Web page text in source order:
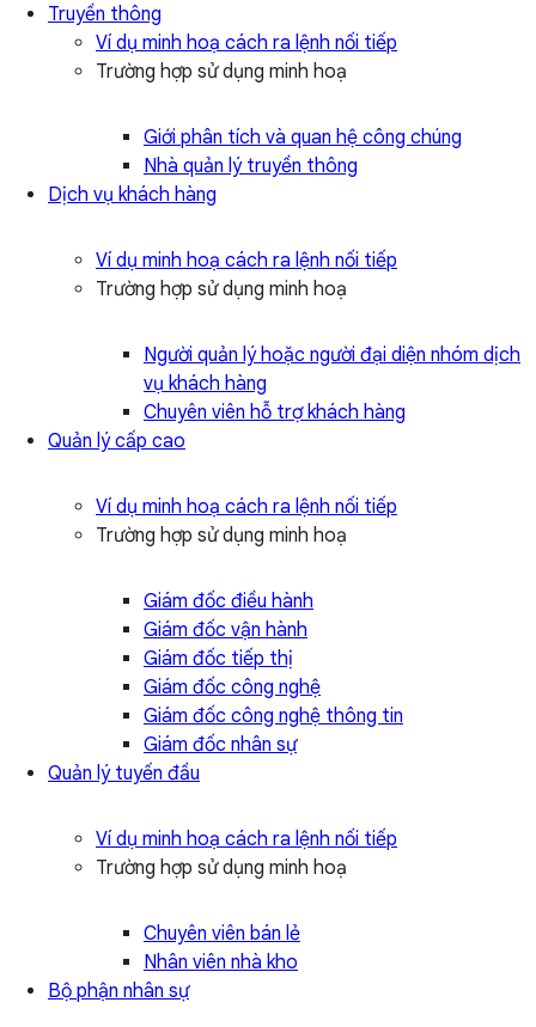
Truyền thông
Ví dụ minh hoạ cách ra lệnh nối tiếp
Trường hợp sử dụng minh hoạ
Giới phân tích và quan hệ công chúng
Nhà quản lý truyền thông
Dịch vụ khách hàng
Ví dụ minh hoạ cách ra lệnh nối tiếp
Trường hợp sử dụng minh hoạ
Người quản lý hoặc người đại diện nhóm dịch
vụ khách hàng
Chuyên viên hỗ trợ khách hàng
Quản lý cấp cao
Ví dụ minh hoạ cách ra lệnh nối tiếp
Trường hợp sử dụng minh hoạ
Giám đốc điều hành
Giám đốc vận hành
Giám đốc tiếp thị
Giám đốc công nghệ
Giám đốc công nghệ thông tin
Giám đốc nhân sự
Quản lý tuyến đầu
Ví dụ minh hoạ cách ra lệnh nối tiếp
Trường hợp sử dụng minh hoạ
Chuyên viên bán lẻ
Nhân viên nhà kho
Bộ phận nhân sự